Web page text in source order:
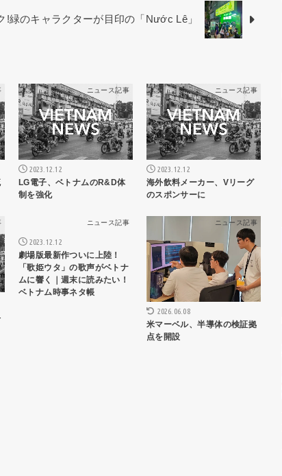
!緑のキャラクターが目印の「Nước Lê」
ニュース記事
2023.12.12
LG電子、ベトナムのR&D体
制を強化
ニュース記事
2023.12.12
海外飲料メーカー、Vリーグ
のスポンサーに
ニュース記事
2023.12.12
劇場版最新作ついに上陸！
「歌姫ウタ」の歌声がベトナ
ムに響く｜週末に読みたい！
ベトナム時事ネタ帳
ニュース記事
2026.06.08
米マーベル、半導体の検証拠
点を開設